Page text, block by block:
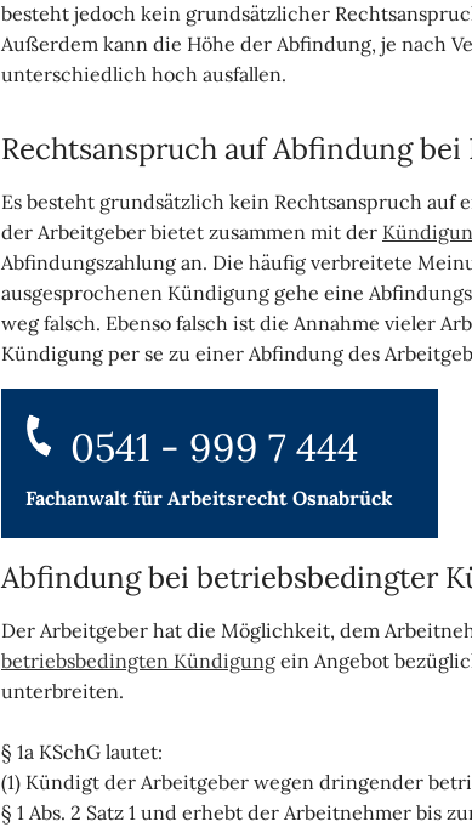
besteht jedoch kein grundsätzlicher
Außerdem kann die Höhe der Abfindung, je nach
unterschiedlich hoch ausfallen.
Rechtsanspruch auf Abfindung
Es besteht grundsätzlich kein Rechtsanspruch auf
der Arbeitgeber bietet zusammen mit der
Abfindungszahlung an. Die häufig verbreitete
ausgesprochenen Kündigung gehe eine
weg falsch. Ebenso falsch ist die Annahme vieler
Kündigung per se zu einer Abfindung des
0541 - 999 7 444
Fachanwalt für Arbeitsrecht Osnabrück
Abfindung bei betriebsbedingter
Der Arbeitgeber hat die Möglichkeit, dem
betriebsbedingten Kündigung ein Angebot
unterbreiten.
§ 1a KSchG lautet:
(1) Kündigt der Arbeitgeber wegen dringender
§ 1 Abs. 2 Satz 1 und erhebt der Arbeitnehmer bis